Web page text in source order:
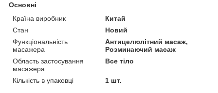
Основні
Країна виробник
Китай
Стан
Новий
Функціональність
масажера
Антицелюлітний масаж,
Розминаючий масаж
Область застосування
масажера
Все тіло
Кількість в упаковці 1 шт.